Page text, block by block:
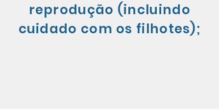
reprodução (incluindo
cuidado com os filhotes);